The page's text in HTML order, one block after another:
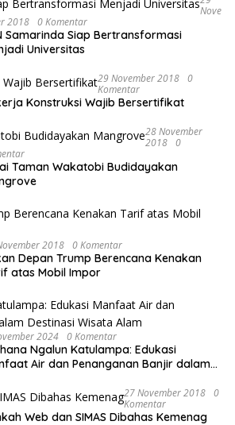
Nove
2018 0 Komentar
Samarinda Siap Bertransformasi
Universitas
29 November 2018 0
Komentar
Konstruksi Wajib Bersertifikat
28 November
2018 0
Taman Wakatobi Budidayakan
2018 0 Komentar
Depan Trump Berencana Kenakan
atas Mobil Impor
2024 0 Komentar
Ngalun Katulampa: Edukasi
Air dan Penanganan Banjir dalam
27 November 2018 0
Komentar
Web dan SIMAS Dibahas Kemenag